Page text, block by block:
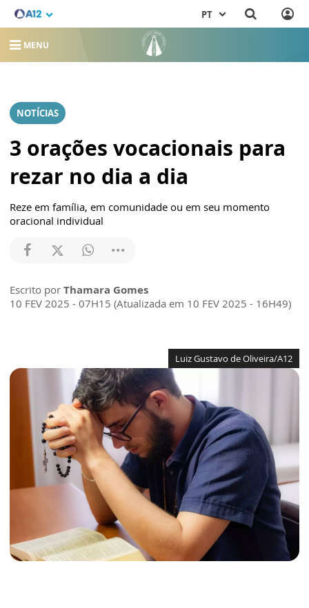
PT
MENU
NOTÍCIAS
3 orações vocacionais para
rezar no dia a dia
Reze em família, em comunidade ou em seu momento
oracional individual
Escrito por Thamara Gomes
10 FEV 2025 - 07H15 (Atualizada em 10 FEV 2025 - 16H49)
Luiz Gustavo de Oliveira/A12